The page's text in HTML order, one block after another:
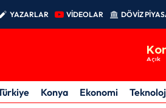
YAZARLAR VİDEOLAR DÖVİZ
Açık
Konya Ekonomi